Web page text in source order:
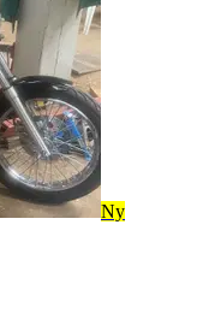
Ny